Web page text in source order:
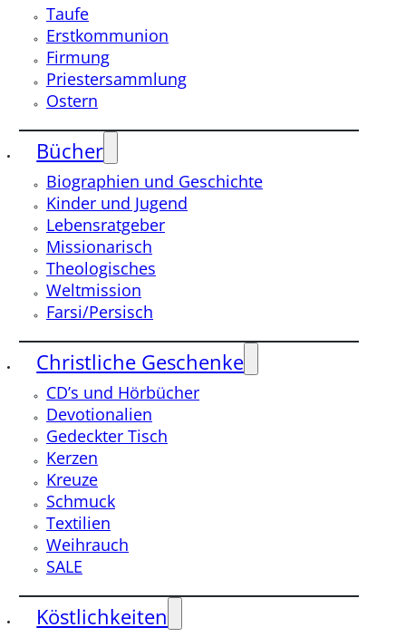
Taufe
Erstkommunion
Firmung
Priestersammlung
Ostern
Bücher
Biographien und Geschichte
Kinder und Jugend
Lebensratgeber
Missionarisch
Theologisches
Weltmission
Farsi/Persisch
Christliche Geschenke
CD’s und Hörbücher
Devotionalien
Gedeckter Tisch
Kerzen
Kreuze
Schmuck
Textilien
Weihrauch
SALE
Köstlichkeiten